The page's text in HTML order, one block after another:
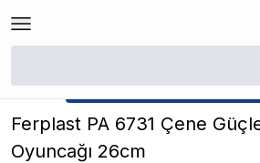
/ Ferplast PA 6731
★ Atakan Petshop,
Ferplast PA 6731 Çene
Oyuncağı 26cm